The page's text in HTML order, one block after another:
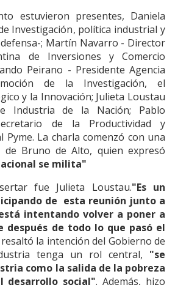
estuvieron presentes, Daniela
Investigación, política industrial y
; Martín Navarro - Director
de Inversiones y Comercio
Peirano - Presidente Agencia
de la Investigación, el
y la Innovación; Julieta Loustau
Industria de la Nación; Pablo
de la Productividad y
Pyme. La charla comenzó con una
de Bruno de Alto, quien expresó
se milita"
fue Julieta Loustau."Es un
de esta reunión junto a
intentando volver a poner a
después de todo lo que pasó el
resaltó la intención del Gobierno de
tenga un rol central, "se
como la salida de la pobreza
desarrollo social". Además, hizo